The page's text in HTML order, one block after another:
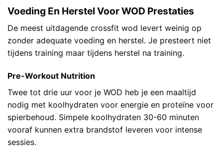
Voeding En Herstel Voor WOD Prestaties
De meest uitdagende crossfit wod levert weinig op
zonder adequate voeding en herstel. Je presteert niet
tijdens training maar tijdens herstel na training.
Pre-Workout Nutrition
Twee tot drie uur voor je WOD heb je een maaltijd
nodig met koolhydraten voor energie en proteïne voor
spierbehoud. Simpele koolhydraten 30-60 minuten
vooraf kunnen extra brandstof leveren voor intense
sessies.